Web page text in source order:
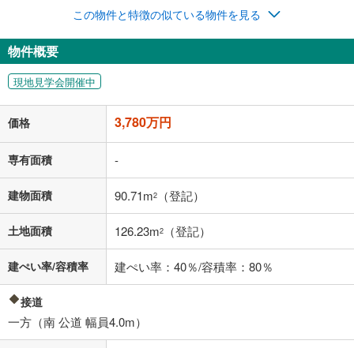
ナス時の増額分（1回分）を入力してください。
ボーナス払いの限度額は金融機関によって異なります。
閉じる
月々の返済額
る値は、実際の金融機関等における貸出金利とは何ら関係がなく、実際
の金融機関等における貸出金利を何ら保証するものではありません。返
済方法「元利均等返済」にて算出しております。入力された金利を35年
借り入れの際は各金融機関等に、必ずご自身でご確認をお願いいたしま
す。
条件によってお借り入れができないことがあります。
不動産会社に購入相談をする 無料
この物件と特徴の似ている物件を見る
物件概要
現地見学会開催中
価格 3,780万円
専有面積 -
建物面積 90.71m2 （登記）
土地面積 126.23m2 （登記）
建ぺい率/容積率 建ぺい率：40％/容積率：80％
接道
一方（南 公道 幅員4.0m）